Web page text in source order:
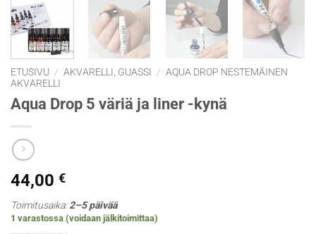
ETUSIVU / AKVARELLI, GUASSI / AQUA DROP NESTEMÄINEN
AKVARELLI
Aqua Drop 5 väriä ja liner -kynä
44,00 €
Toimitusaika:2–5 päivää
1 varastossa (voidaan jälkitoimittaa)